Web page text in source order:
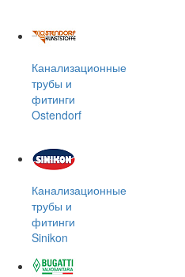
Канализационные
трубы и
фитинги
Ostendorf
Канализационные
трубы и
фитинги
Sinikon